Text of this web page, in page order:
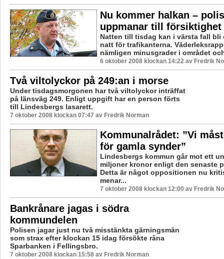
Nu kommer halkan –
uppmanar till försiktighet
Natten till tisdag kan i värsta fall bli
natt för trafikanterna.
nämligen minusgrader i området
6 oktober 2008 klockan 14:22 av Fredrik
Två viltolyckor på 249:an i morse
Under tisdagsmorgonen har två viltolyckor inträffat
på länsväg 249. Enligt uppgift har en person förts
till Lindesbergs lasarett.
7 oktober 2008 klockan 07:47 av Fredrik Norman
Kommunalrådet: ”Vi
för gamla synder”
Lindesbergs kommun går mot ett
miljoner kronor enligt den senaste
Detta är något oppositionen nu
menar...
7 oktober 2008 klockan 12:00 av Fredrik
Bankrånare jagas i södra
kommundelen
Polisen jagar just nu två misstänkta gärningsmän
som strax efter klockan 15 idag försökte råna
Sparbanken i Fellingsbro.
7 oktober 2008 klockan 15:58 av Fredrik Norman